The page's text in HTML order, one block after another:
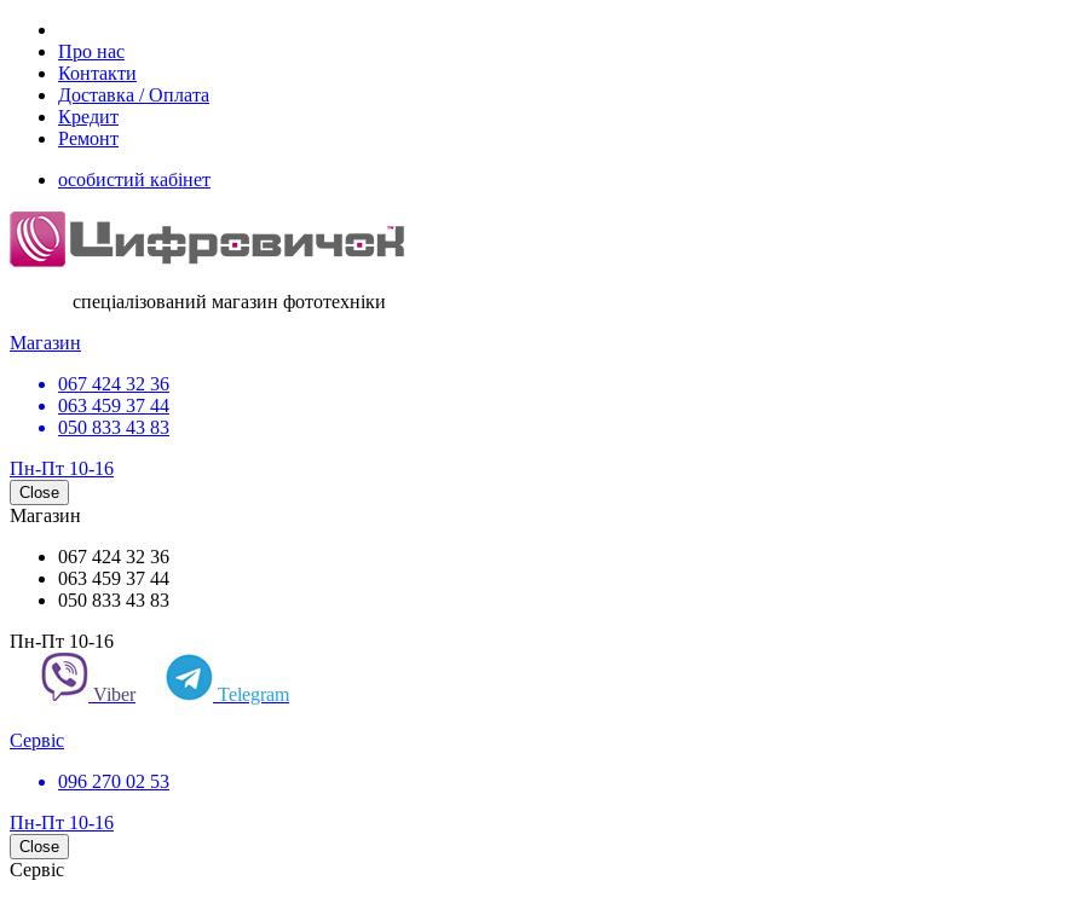
Про нас
Контакти
Доставка / Оплата
Кредит
Ремонт
особистий кабінет
спеціалізований магазин фототехніки
Магазин
067 424 32 36
063 459 37 44
050 833 43 83
Пн-Пт 10-16
Close
Магазин
067 424 32 36
063 459 37 44
050 833 43 83
Пн-Пт 10-16
Viber Telegram
Сервіс
096 270 02 53
Пн-Пт 10-16
Close
Сервіс